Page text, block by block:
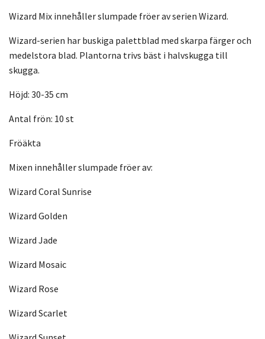
Wizard Mix innehåller slumpade fröer av serien Wizard.
Wizard-serien har buskiga palettblad med skarpa färger och
medelstora blad. Plantorna trivs bäst i halvskugga till
skugga.
Höjd: 30-35 cm
Antal frön: 10 st
Fröäkta
Mixen innehåller slumpade fröer av:
Wizard Coral Sunrise
Wizard Golden
Wizard Jade
Wizard Mosaic
Wizard Rose
Wizard Scarlet